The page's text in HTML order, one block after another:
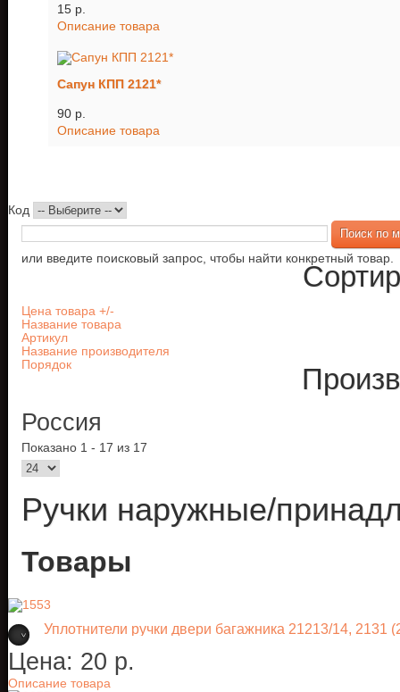
15 p.
Описание товара
Сапун КПП 2121*
90 p.
Описание товара
Код
или введите поисковый запрос, чтобы найти конкретный товар.
Цена товара +/-
Название товара
Артикул
Название производителя
Порядок
Россия
Показано 1 - 17 из 17
Ручки наружные/
Товары
Уплотнители ручки двери багажника 21213/14, 2131
Цена: 20 p.
Описание товара